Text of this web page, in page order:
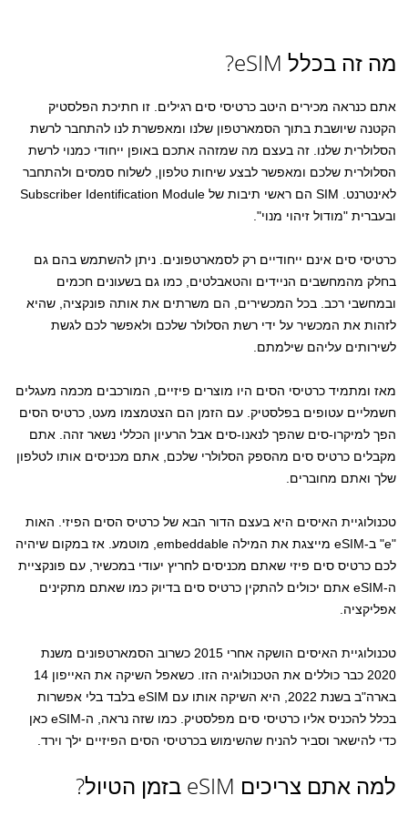
מה זה בכלל eSIM?
אתם כנראה מכירים היטב כרטיסי סים רגילים. זו חתיכת הפלסטיק
הקטנה שיושבת בתוך הסמארטפון שלנו ומאפשרת לנו להתחבר לרשת
הסלולרית שלנו. זה בעצם מה שמזהה אתכם באופן ייחודי כמנוי לרשת
הסלולרית שלכם ומאפשר לבצע שיחות טלפון, לשלוח סמסים ולהתחבר
לאינטרנט. SIM הם ראשי תיבות של Subscriber Identification Module
ובעברית "מודול זיהוי מנוי".
כרטיסי סים אינם ייחודיים רק לסמארטפונים. ניתן להשתמש בהם גם
בחלק מהמחשבים הניידים והטאבלטים, כמו גם בשעונים חכמים
ובמחשבי רכב. בכל המכשירים, הם משרתים את אותה פונקציה, שהיא
לזהות את המכשיר על ידי רשת הסלולר שלכם ולאפשר לכם לגשת
לשירותים עליהם שילמתם.
מאז ומתמיד כרטיסי הסים היו מוצרים פיזיים, המורכבים מכמה מעגלים
חשמליים עטופים בפלסטיק. עם הזמן הם הצטמצמו מעט, כרטיס הסים
הפך למיקרו-סים שהפך לנאנו-סים אבל הרעיון הכללי נשאר זהה. אתם
מקבלים כרטיס סים מהספק הסלולרי שלכם, אתם מכניסים אותו לטלפון
שלך ואתם מחוברים.
טכנולוגיית האיסים היא בעצם הדור הבא של כרטיס הסים הפיזי. האות
"e" ב-eSIM מייצגת את המילה embeddable, מוטמע. אז במקום שיהיה
לכם כרטיס סים פיזי שאתם מכניסים לחריץ יעודי במכשיר, עם פונקציית
ה-eSIM אתם יכולים להתקין כרטיס סים בדיוק כמו שאתם מתקינים
אפליקציה.
טכנולוגיית האיסים הושקה אחרי 2015 כשרוב הסמארטפונים משנת
2020 כבר כוללים את הטכנולוגיה הזו. כשאפל השיקה את האייפון 14
בארה"ב בשנת 2022, היא השיקה אותו עם eSIM בלבד בלי אפשרות
בכלל להכניס אליו כרטיסי סים מפלסטיק. כמו שזה נראה, ה-eSIM כאן
כדי להישאר וסביר להניח שהשימוש בכרטיסי הסים הפיזיים ילך וירד.
למה אתם צריכים eSIM בזמן הטיול?